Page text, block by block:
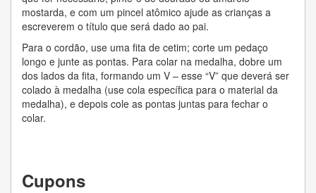
mostarda, e com um pincel atômico ajude as crianças a
escreverem o título que será dado ao pai.
Para o cordão, use uma fita de cetim; corte um pedaço
longo e junte as pontas. Para colar na medalha, dobre um
dos lados da fita, formando um V – esse “V” que deverá ser
colado à medalha (use cola específica para o material da
medalha), e depois cole as pontas juntas para fechar o
colar.
Cupons